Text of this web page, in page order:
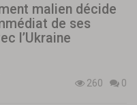
malien décide
de ses
l’Ukraine
260
0